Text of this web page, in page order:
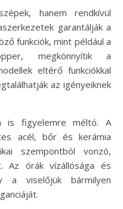
hanem rendkívül
garantálják a
funkciók, mint például a
megkönnyítik a
eltérő funkciókkal
az igényeiknek
is figyelemre méltó. A
acél, bőr és kerámia
szempontból vonzó,
Az órák vízállósága és
a viselőjük bármilyen